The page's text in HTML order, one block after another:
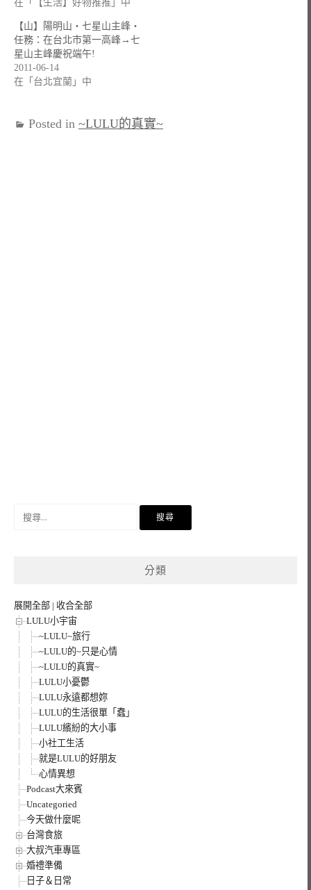
在「【生活】好物推推」中
【山】陽明山‧七星山主峰‧
任務：在台北市第一高峰→七
星山主峰慶祝端午!
2011-06-14
在「台北宜蘭」中
Posted in ~LULU的真實~
分類
展開全部 | 收合全部
LULU小宇宙
~LULU~旅行
~LULU的~只是心情
~LULU的真實~
LULU小憂鬱
LULU永遠都想妳
LULU的生活很單「蠢」
LULU繽紛的大小事
小社工生活
就是LULU的好朋友
心情異想
Podcast大來賓
Uncategoried
今天做什麼呢
台灣食旅
大叔汽車專區
婚禮準備
日子＆日常